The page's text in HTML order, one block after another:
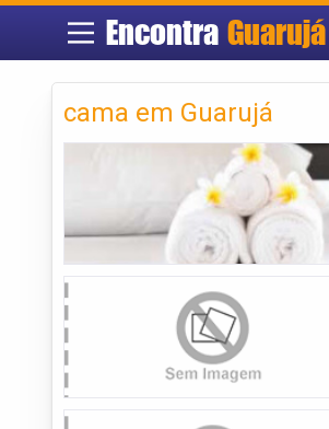
EncontraGuarujá
cama em Guarujá